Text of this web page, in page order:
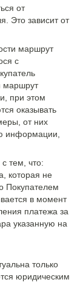
от
Это зависит от
маршрут
с
маршрут
при этом
оказывать
от них
информации,
тем, что:
которая не
Покупателем
в момент
платежа за
указанную на
только
юридическим